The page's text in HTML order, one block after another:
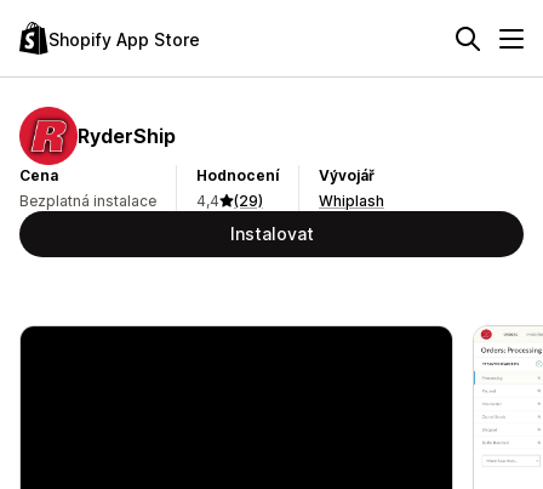
Shopify App Store
RyderShip
Cena
Bezplatná instalace
Hodnocení
4,4
(29)
Vývojář
Whiplash
Instalovat